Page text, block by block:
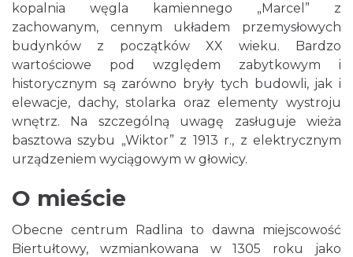
kopalnia węgla kamiennego „Marcel” z
zachowanym, cennym układem przemysłowych
budynków z początków XX wieku. Bardzo
wartościowe pod względem zabytkowym i
historycznym są zarówno bryły tych budowli, jak i
elewacje, dachy, stolarka oraz elementy wystroju
wnętrz. Na szczególną uwagę zasługuje wieża
basztowa szybu „Wiktor” z 1913 r., z elektrycznym
urządzeniem wyciągowym w głowicy.
O mieście
Obecne centrum Radlina to dawna miejscowość
Biertułtowy, wzmiankowana w 1305 roku jako